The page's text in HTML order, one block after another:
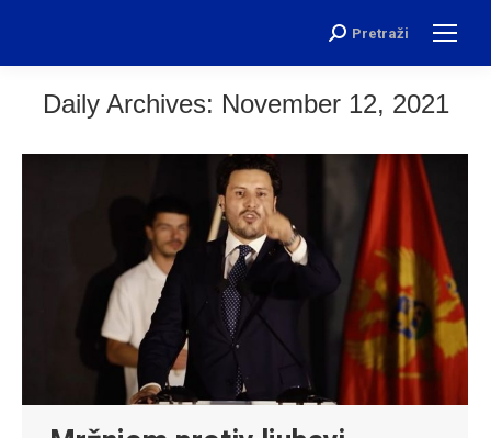
Search:
Pretraži
Daily Archives: November 12, 2021